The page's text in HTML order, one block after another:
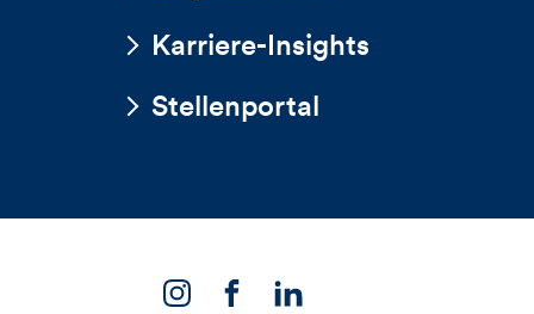
dieses
Artikels
Karriere-Insights
Stellenportal